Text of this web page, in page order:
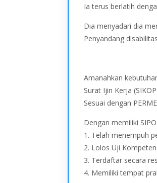
Ia terus berlatih
Dia menyadari dia
Penyandang
Amanahkan
Surat Ijin Kerja
Sesuai dengan
Dengan memiliki
1. Telah menempuh
2. Lolos Uji
3. Terdaftar secara
4. Memiliki tempat